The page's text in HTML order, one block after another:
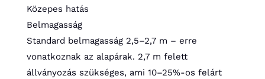
Közepes hatás
Belmagasság
Standard belmagasság 2,5–2,7 m – erre
vonatkoznak az alapárak. 2,7 m felett
állványozás szükséges, ami 10–25%-os felárt